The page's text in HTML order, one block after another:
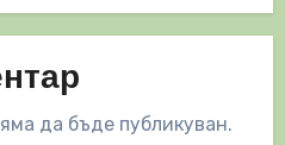
да бъде публикуван.